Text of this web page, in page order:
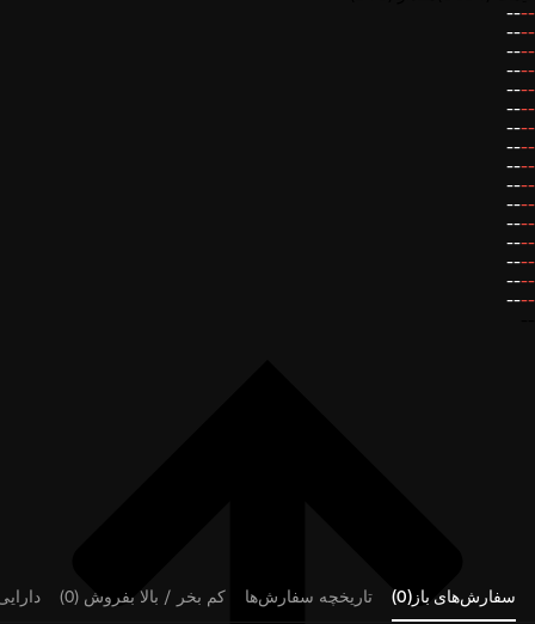
--
--
--
--
--
--
--
--
--
--
--
--
--
--
--
--
--
--
--
--
--
--
--
--
--
--
--
--
--
--
--
--
سفارش‌های باز(0) تاریخچه سفارش‌ها کم بخر / بالا بفروش (0)